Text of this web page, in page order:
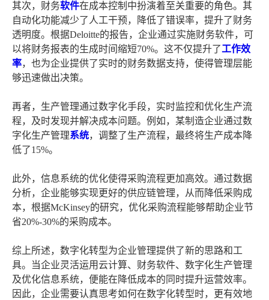
其次，财务软件在成本控制中扮演着至关重要的角色。其
自动化功能减少了人工干预，降低了错误率，提升了财务
透明度。根据Deloitte的报告，企业通过实施财务软件，可
以将财务报表的生成时间缩短70%。这不仅提升了工作效
率，也为企业提供了实时的财务数据支持，使得管理层能
够迅速做出决策。
再者，生产管理通过数字化手段，实时监控和优化生产流
程，及时发现并解决成本问题。例如，某制造企业通过数
字化生产管理系统，调整了生产流程，最终将生产成本降
低了15%。
此外，信息系统的优化使得采购流程更加高效。通过数据
分析，企业能够实现更好的供应链管理，从而降低采购成
本，根据McKinsey的研究，优化采购流程能够帮助企业节
省20%-30%的采购成本。
综上所述，数字化转型为企业管理提供了新的思路和工
具。当企业灵活运用云计算、财务软件、数字化生产管理
及优化信息系统，便能在降低成本的同时提升运营效率。
因此，企业需要认真思考如何在数字化转型时，更有效地